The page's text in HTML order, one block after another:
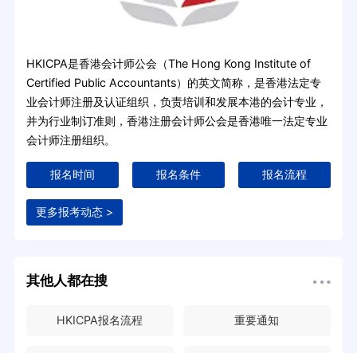
HKICPA是香港会计师公会（The Hong Kong Institute of
Certified Public Accountants）的英文简称，是香港法定专
业会计师注册及认证组织，负责培训和发展本港的会计专业，
并为行业制订准则，香港注册会计师公会是香港唯一法定专业
会计师注册组织。
报名时间 报名条件 报名流程
更多报考动态 >
其他人都在搜
HKICPA报名流程 重要通知